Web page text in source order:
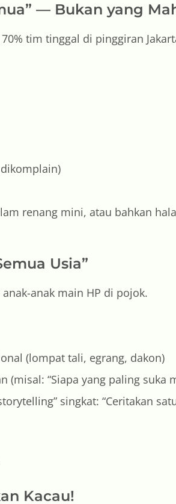
— Bukan yang
tim tinggal di pinggiran
renang mini, atau bahkan
Usia”
anak main HP di pojok.
(lompat tali, egrang, dakon)
“Siapa yang paling suka
singkat: “Ceritakan
Kacau!